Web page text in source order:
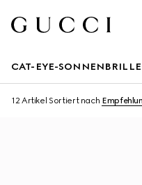
CAT-EYE-
12 Artikel Sortiert nach